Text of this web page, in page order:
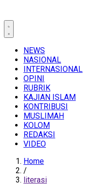
NEWS
NASIONAL
INTERNASIONAL
OPINI
RUBRIK
KAJIAN ISLAM
KONTRIBUSI
MUSLIMAH
KOLOM
REDAKSI
VIDEO
Home
/
literasi